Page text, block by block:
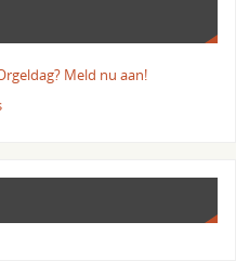
Meld nu aan!